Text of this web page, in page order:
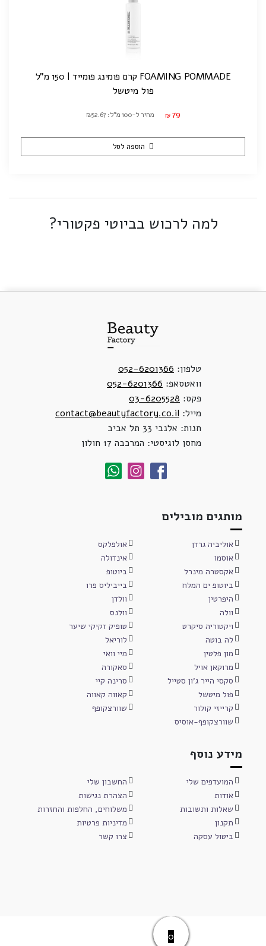
FOAMING POMMADE קרם פומינג פומייד | 150 מ"ל
פול מיטשל
₪ 79 מחיר ל-100 מ"ל: ₪52.67
הוספה לסל
למה לרכוש בביוטי פקטורי?
טלפון: 052-6201366
וואטסאפ: 052-6201366
פקס: 03-6205528
מייל: contact@beautyfactory.co.il
חנות: אלנבי 33 תל אביב
מחסן לוגיסטי: המרכבה 17 חולון
מותגים מובילים
אוליביה גרדן
אולפלקס
אוסמו
אינדולה
אקסטרה מינרל
ביוטופ
ביוטופ ים המלח
בייביליס פרו
היפרטין
וולדן
וולה
וולנס
ויקטוריה סיקרט
טופיק זקיקי שיער
לה בוטה
לוריאל
מון פלטין
מיי וואי
מרוקאן אויל
סאקורה
סקסי הייר ג'ון סטייל
סרינה קיי
פול מיטשל
קאווה קאווה
קרייזי קולור
שוורצקופף
שוורצקופף-אוסיס
מידע נוסף
המועדפים שלי
החשבון שלי
אודות
הצהרת נגישות
שאלות ותשובות
משלוחים, החלפות והחזרות
תקנון
מדיניות פרטיות
ביטול עסקה
צרו קשר
0